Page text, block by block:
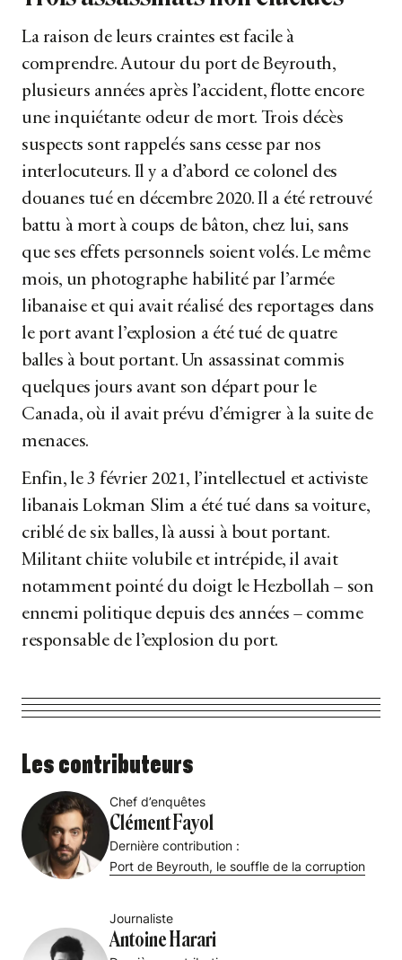
La raison de leurs craintes est facile à
comprendre. Autour du port de Beyrouth,
plusieurs années après l’accident, flotte encore
une inquiétante odeur de mort. Trois décès
suspects sont rappelés sans cesse par nos
interlocuteurs. Il y a d’abord ce colonel des
douanes tué en décembre 2020. Il a été retrouvé
battu à mort à coups de bâton, chez lui, sans
que ses effets personnels soient volés. Le même
mois, un photographe habilité par l’armée
libanaise et qui avait réalisé des reportages dans
le port avant l’explosion a été tué de quatre
balles à bout portant. Un assassinat commis
quelques jours avant son départ pour le
Canada, où il avait prévu d’émigrer à la suite de
menaces.
Enfin, le 3 février 2021, l’intellectuel et activiste
libanais Lokman Slim a été tué dans sa voiture,
criblé de six balles, là aussi à bout portant.
Militant chiite volubile et intrépide, il avait
notamment pointé du doigt le Hezbollah – son
ennemi politique depuis des années – comme
responsable de l’explosion du port.
Les contributeurs
Chef d’enquêtes
Clément Fayol
Dernière contribution :
Port de Beyrouth, le souffle de la corruption
Journaliste
Antoine Harari